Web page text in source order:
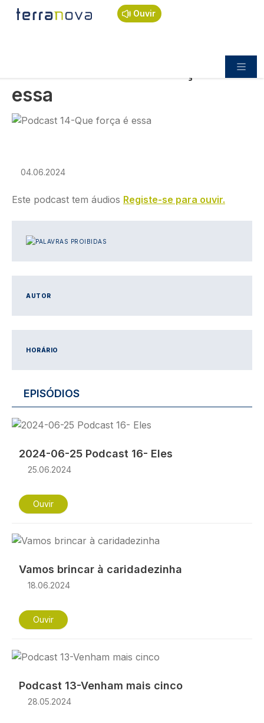
Passar para o conteúdo principal
Ouvir
Navegação estrutural
Início
Palavras proibidas
Podcast 14-Que força é essa
essa
Imagem
04.06.2024
Este podcast tem áudios Registe-se para ouvir.
IMAGEM
AUTOR
HORÁRIO
EPISÓDIOS
Imagem
2024-06-25 Podcast 16- Eles
25.06.2024
Ouvir
Imagem
Vamos brincar à caridadezinha
18.06.2024
Ouvir
Imagem
Podcast 13-Venham mais cinco
28.05.2024